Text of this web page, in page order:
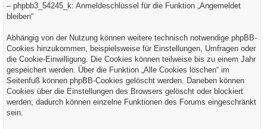
– phpbb3_54245_k: Anmeldeschlüssel für die Funktion „Angemeldet
bleiben“
Abhängig von der Nutzung können weitere technisch notwendige phpBB-
Cookies hinzukommen, beispielsweise für Einstellungen, Umfragen oder
die Cookie-Einwilligung. Die Cookies können teilweise bis zu einem Jahr
gespeichert werden. Über die Funktion „Alle Cookies löschen“ im
Seitenfuß können phpBB-Cookies gelöscht werden. Daneben können
Cookies über die Einstellungen des Browsers gelöscht oder blockiert
werden; dadurch können einzelne Funktionen des Forums eingeschränkt
sein.